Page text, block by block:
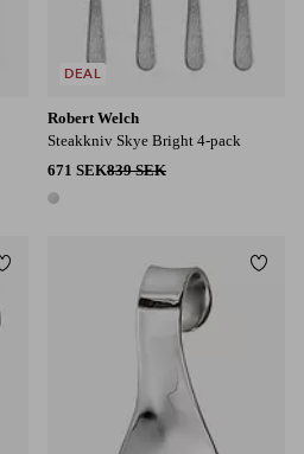
Robert Welch
Steakkniv Skye Bright 4-pack
671 SEK839 SEK
1 färg
DEAL
Lägg till i favoriter